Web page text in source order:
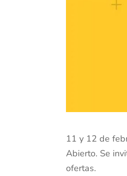
11 y 12 de
Abierto. Se
ofertas.